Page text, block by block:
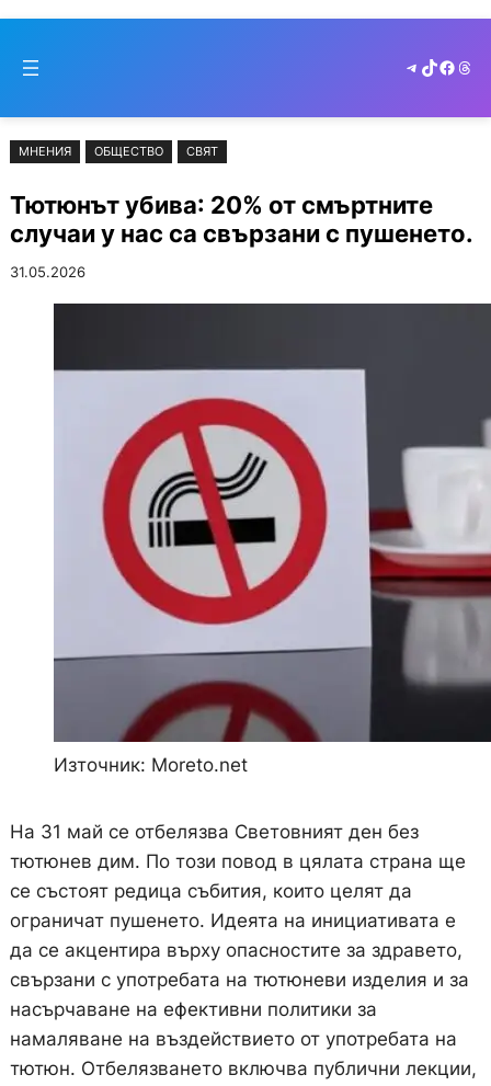
съдържанието
to
Telegram
TikTok
МНЕНИЯ ОБЩЕСТВО СВЯТ
Тютюнът убива: 20% от смъртните
случаи у нас са свързани с пушенето.
31.05.2026
Източник: Moreto.net
На 31 май се отбелязва Световният ден без
тютюнев дим. По този повод в цялата страна ще
се състоят редица събития, които целят да
ограничат пушенето. Идеята на инициативата е
да се акцентира върху опасностите за здравето,
свързани с употребата на тютюневи изделия и за
насърчаване на ефективни политики за
намаляване на въздействието от употребата на
тютюн. Отбелязването включва публични лекции,